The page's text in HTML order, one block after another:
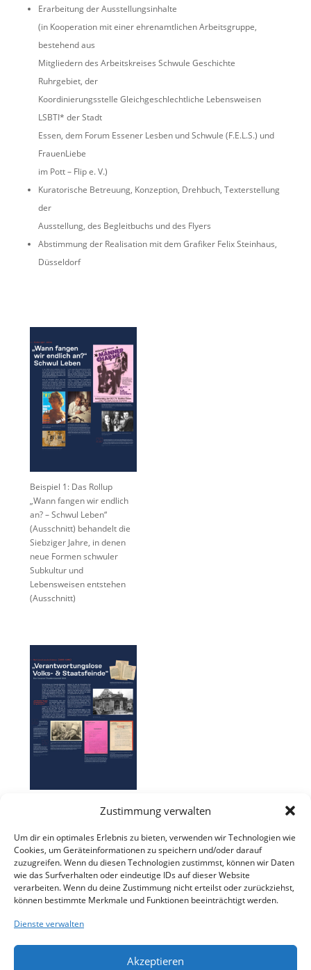
Zustimmung verwalten
Um dir ein optimales Erlebnis zu bieten, verwenden wir Technologien wie
Cookies, um Geräteinformationen zu speichern und/oder darauf
zuzugreifen. Wenn du diesen Technologien zustimmst, können wir Daten
wie das Surfverhalten oder eindeutige IDs auf dieser Website
verarbeiten. Wenn du deine Zustimmung nicht erteilst oder zurückziehst,
können bestimmte Merkmale und Funktionen beeinträchtigt werden.
Dienste verwalten
Akzeptieren
Erarbeitung der Ausstellungsinhalte
(in Kooperation mit einer ehrenamtlichen Arbeitsgruppe,
bestehend aus
Mitgliedern des Arbeitskreises Schwule Geschichte
Ruhrgebiet, der
Koordinierungsstelle Gleichgeschlechtliche Lebensweisen
LSBTI* der Stadt
Essen, dem Forum Essener Lesben und Schwule (F.E.L.S.) und
FrauenLiebe
im Pott – Flip e. V.)
Kuratorische Betreuung, Konzeption, Drehbuch, Texterstellung
der
Ausstellung, des Begleitbuchs und des Flyers
Abstimmung der Realisation mit dem Grafiker Felix Steinhaus,
Düsseldorf
Beispiel 1: Das Rollup
„Wann fangen wir endlich
an? – Schwul Leben“
(Ausschnitt) behandelt die
Siebziger Jahre, in denen
neue Formen schwuler
Subkultur und
Lebensweisen entstehen
(Ausschnitt)
Beispiel 2: Das Rollup
„Verantwortungslose Volk-
und Staatsfeinde“
behandelt die Verfolgung
Homosexueller im
Nationalsozialismus 1933-
1945 (Ausschnitt)
[Zurück]